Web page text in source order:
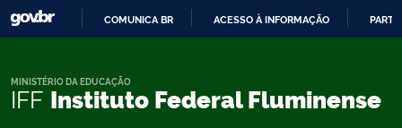
CONTEÚDO
COMUNICA BR ACESSO À INFORMAÇÃO
IFF Instituto Federal Fluminense
MINISTÉRIO DA EDUCAÇÃO